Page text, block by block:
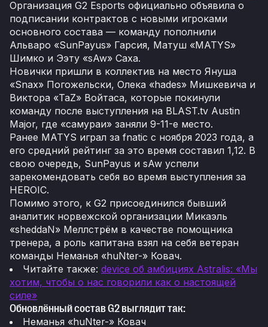
Организация G2 Esports официально объявила о
подписании контрактов с новыми игроками
основного состава — команду пополнили
Альваро «SunPayus» Гарсия, Матуш «MATYS»
Шимко и Ээту «sAw» Саха.
Новички пришли в коллектив на место Януша
«Snax» Погожельски, Олека «hades» Мишкевича и
Виктора «TaZ» Войтаса, которые покинули
команду после выступления на BLAST.tv Austin
Major, где «самураи» заняли 9-11-е место.
Ранее MATYS играл за fnatic с ноября 2023 года, а
его средний рейтинг за это время составил 1,12. В
свою очередь, SunPayus и sAw успели
зарекомендовать себя во время выступления за
HEROIC.
Помимо этого, к G2 присоединился бывший
аналитик норвежской организации Микаэль
«sheddaN» Меллстрём в качестве помощника
тренера, а роль капитана взял на себя ветеран
команды Неманья «huNter-» Ковач.
Читайте также: device об амбициях Astralis: «Мы
хотим, чтобы о нас говорили как о настоящей
силе»
Обновлённый состав G2 выглядит так:
Неманья «huNter-» Ковач